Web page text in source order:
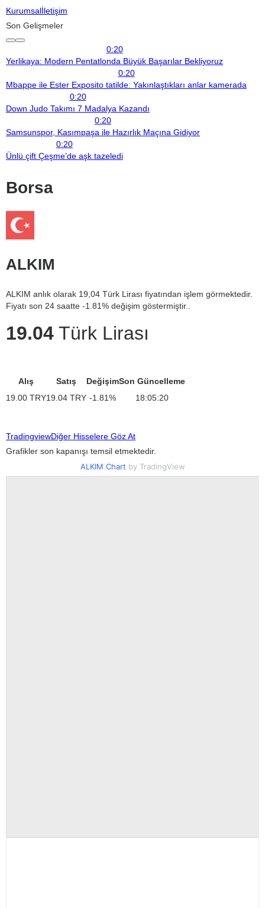
Kurumsalİletişim
Son Gelişmeler
0:20
Yerlikaya: Modern Pentatlonda Büyük Başarılar Bekliyoruz
0:20
Mbappe ile Ester Exposito tatilde: Yakınlaştıkları anlar kamerada
0:20
Down Judo Takımı 7 Madalya Kazandı
0:20
Samsunspor, Kasımpaşa ile Hazırlık Maçına Gidiyor
0:20
Ünlü çift Çeşme’de aşk tazeledi
Borsa
ALKIM
ALKIM anlık olarak 19,04 Türk Lirası fiyatından işlem görmektedir.
Fiyatı son 24 saatte -1.81% değişim göstermiştir..
19.04 Türk Lirası
Alış
19.00 TRY
Satış
19.04 TRY
Değişim
-1.81%
Son Güncelleme
18:05:20
TradingviewDiğer Hisselere Göz At
Grafikler son kapanışı temsil etmektedir.
ALKIM Chart by TradingView